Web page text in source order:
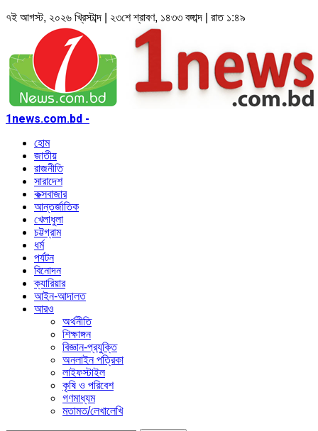
৭ই আগস্ট, ২০২৬ খ্রিস্টাব্দ | ২৩শে শ্রাবণ, ১৪৩৩ বঙ্গাব্দ | রাত ১:৪৯
1news.com.bd -
হোম
জাতীয়
রাজনীতি
সারাদেশ
কক্সবাজার
আন্তর্জাতিক
খেলাধুলা
চট্টগ্রাম
ধর্ম
পর্যটন
বিনোদন
ক্যারিয়ার
আইন-আদালত
আরও
অর্থনীতি
শিক্ষাঙ্গন
বিজ্ঞান-প্রযুক্তি
অনলাইন পত্রিকা
লাইফস্টাইল
কৃষি ও পরিবেশ
গণমাধ্যম
মতামত/লেখালেখি